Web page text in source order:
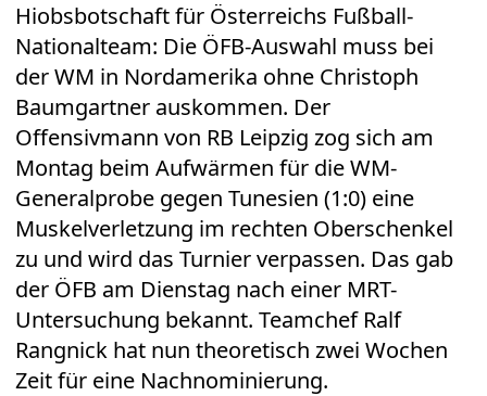
Hiobsbotschaft für Österreichs Fußball-
Nationalteam: Die ÖFB-Auswahl muss bei
der WM in Nordamerika ohne Christoph
Baumgartner auskommen. Der
Offensivmann von RB Leipzig zog sich am
Montag beim Aufwärmen für die WM-
Generalprobe gegen Tunesien (1:0) eine
Muskelverletzung im rechten Oberschenkel
zu und wird das Turnier verpassen. Das gab
der ÖFB am Dienstag nach einer MRT-
Untersuchung bekannt. Teamchef Ralf
Rangnick hat nun theoretisch zwei Wochen
Zeit für eine Nachnominierung.